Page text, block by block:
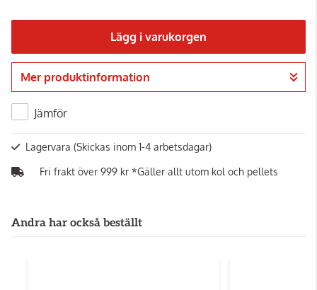
Lägg i varukorgen
Gå till kassan
Mer produktinformation
Jämför
Lagervara (Skickas inom 1-4 arbetsdagar)
Fri frakt över 999 kr *Gäller allt utom kol och pellets
Andra har också beställt